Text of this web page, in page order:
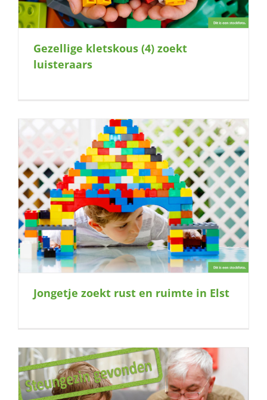
Gezellige kletskous (4) zoekt
luisteraars
Jongetje zoekt rust en ruimte in Elst